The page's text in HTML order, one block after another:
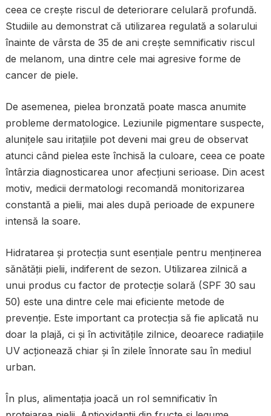
ceea ce crește riscul de deteriorare celulară profundă.
Studiile au demonstrat că utilizarea regulată a solarului
înainte de vârsta de 35 de ani crește semnificativ riscul
de melanom, una dintre cele mai agresive forme de
cancer de piele.
De asemenea, pielea bronzată poate masca anumite
probleme dermatologice. Leziunile pigmentare suspecte,
alunițele sau iritațiile pot deveni mai greu de observat
atunci când pielea este închisă la culoare, ceea ce poate
întârzia diagnosticarea unor afecțiuni serioase. Din acest
motiv, medicii dermatologi recomandă monitorizarea
constantă a pielii, mai ales după perioade de expunere
intensă la soare.
Hidratarea și protecția sunt esențiale pentru menținerea
sănătății pielii, indiferent de sezon. Utilizarea zilnică a
unui produs cu factor de protecție solară (SPF 30 sau
50) este una dintre cele mai eficiente metode de
prevenție. Este important ca protecția să fie aplicată nu
doar la plajă, ci și în activitățile zilnice, deoarece radiațiile
UV acționează chiar și în zilele înnorate sau în mediul
urban.
În plus, alimentația joacă un rol semnificativ în